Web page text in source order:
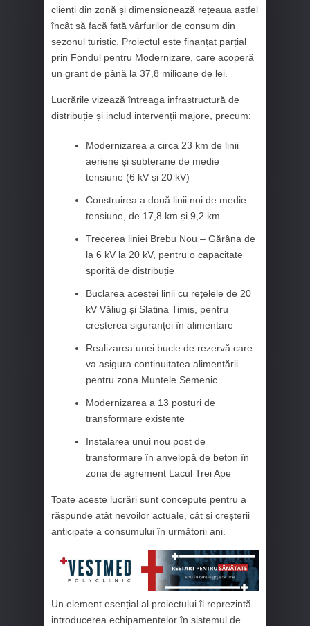
clienți din zonă și dimensionează rețeaua astfel
încât să facă față vârfurilor de consum din
sezonul turistic. Proiectul este finanțat parțial
prin Fondul pentru Modernizare, care acoperă
un grant de până la 37,8 milioane de lei.
Lucrările vizează întreaga infrastructură de
distribuție și includ intervenții majore, precum:
Modernizarea a circa 23 km de linii
aeriene și subterane de medie
tensiune (6 kV și 20 kV)
Construirea a două linii noi de medie
tensiune, de 17,8 km și 9,2 km
Trecerea liniei Brebu Nou – Gărâna de
la 6 kV la 20 kV, pentru o capacitate
sporită de distribuție
Buclarea acestei linii cu rețelele de 20
kV Văliug și Slatina Timiș, pentru
creșterea siguranței în alimentare
Realizarea unei bucle de rezervă care
va asigura continuitatea alimentării
pentru zona Muntele Semenic
Modernizarea a 13 posturi de
transformare existente
Instalarea unui nou post de
transformare în anvelopă de beton în
zona de agrement Lacul Trei Ape
Toate aceste lucrări sunt concepute pentru a
răspunde atât nevoilor actuale, cât și creșterii
anticipate a consumului în următorii ani.
Un element esențial al proiectului îl reprezintă
introducerea echipamentelor în sistemul de